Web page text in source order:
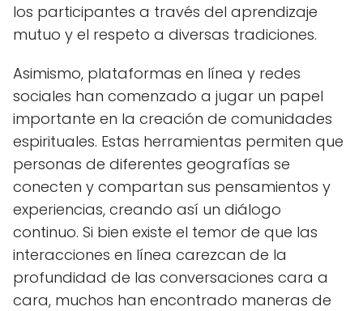
los participantes a través del aprendizaje
mutuo y el respeto a diversas tradiciones.
Asimismo, plataformas en línea y redes
sociales han comenzado a jugar un papel
importante en la creación de comunidades
espirituales. Estas herramientas permiten que
personas de diferentes geografías se
conecten y compartan sus pensamientos y
experiencias, creando así un diálogo
continuo. Si bien existe el temor de que las
interacciones en línea carezcan de la
profundidad de las conversaciones cara a
cara, muchos han encontrado maneras de